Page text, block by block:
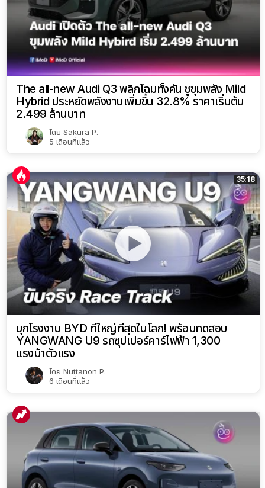
The all-new Audi Q3 พลิกโฉมทั้งคัน ชูขุมพลัง Mild
Hybrid ประหยัดพลังงานเพิ่มขึ้น 32.8% ราคาเริ่มต้น
2.499 ล้านบาท
โดย Sakura P.
5 เดือนที่แล้ว
35:18
บุกโรงงาน BYD ที่ใหญ่ที่สุดในโลก! พร้อมทดสอบ
YANGWANG U9 รถซุปเปอร์คาร์ไฟฟ้า 1,300
แรงม้าตัวแรง
โดย Nuttanon P.
6 เดือนที่แล้ว